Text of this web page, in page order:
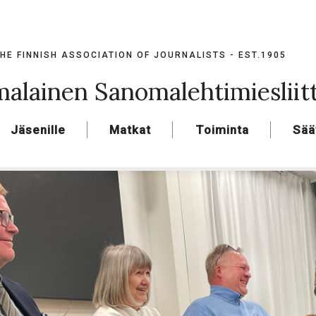
FINNISH ASSOCIATION OF JOURNALISTS - EST.1905
Jäsenille Matkat Toiminta